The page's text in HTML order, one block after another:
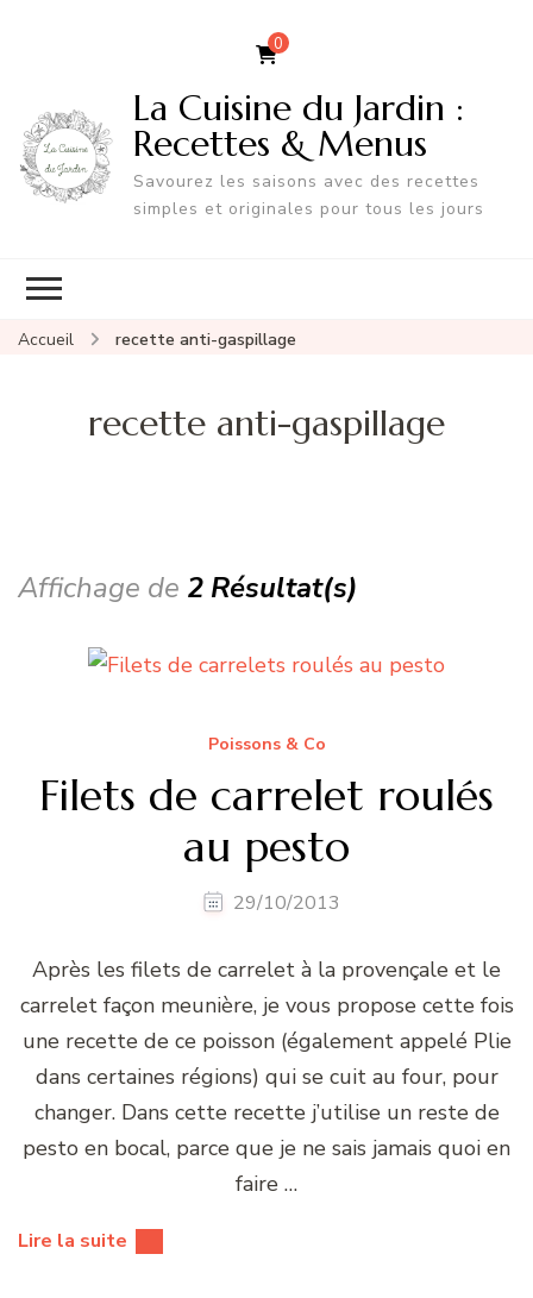
0
La Cuisine du Jardin :
Recettes & Menus
Savourez les saisons avec des recettes
simples et originales pour tous les jours
Accueil recette anti-gaspillage
recette anti-gaspillage
Affichage de 2 Résultat(s)
Poissons & Co
Filets de carrelet roulés
au pesto
29/10/2013
Après les filets de carrelet à la provençale et le
carrelet façon meunière, je vous propose cette fois
une recette de ce poisson (également appelé Plie
dans certaines régions) qui se cuit au four, pour
changer. Dans cette recette j’utilise un reste de
pesto en bocal, parce que je ne sais jamais quoi en
faire …
Lire la suite